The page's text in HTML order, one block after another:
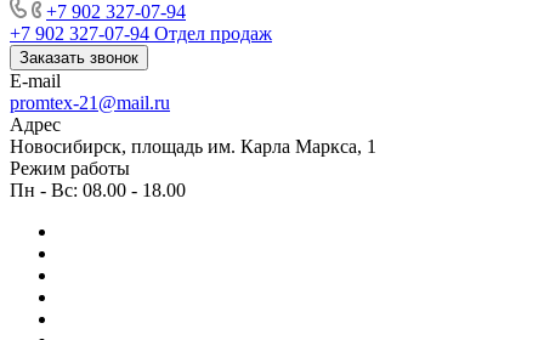
+7 902 327-07-94
+7 902 327-07-94 Отдел продаж
Заказать звонок
E-mail
promtex-21@mail.ru
Адрес
Новосибирск, площадь им. Карла Маркса, 1
Режим работы
Пн - Вс: 08.00 - 18.00